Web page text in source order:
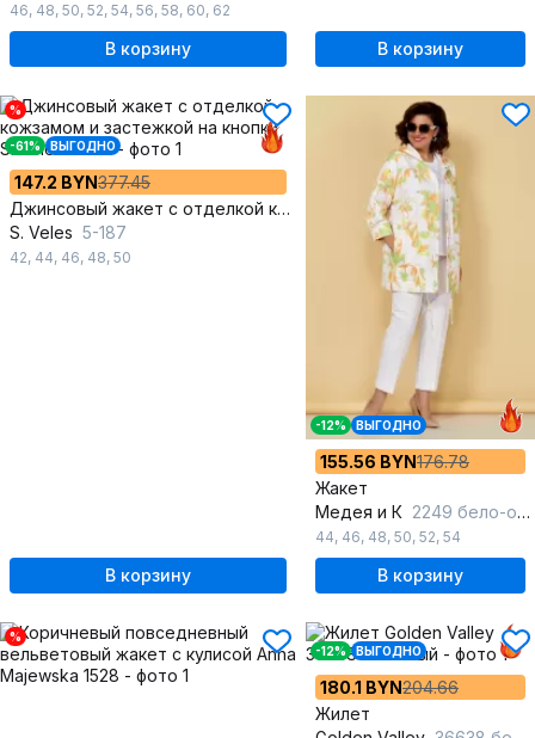
46, 48, 50, 52, 54, 56, 58, 60, 62
В корзину В корзину
%
-61% ВЫГОДНО
147.2 BYN377.45
Джинсовый жакет с отделкой кожзамом и застежкой на кнопки
S. Veles 5-187
42, 44, 46, 48, 50
В корзину
-12% ВЫГОДНО
155.56 BYN176.78
Жакет
Медея и К 2249 бело-оранжевый
44, 46, 48, 50, 52, 54
В корзину
%
-12%
ВЫГОДНО
180.1 BYN204.66
Жилет